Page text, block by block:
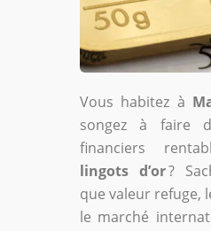
Vous habitez à
songez à faire
financiers
lingots d’or?
que valeur refuge,
le marché